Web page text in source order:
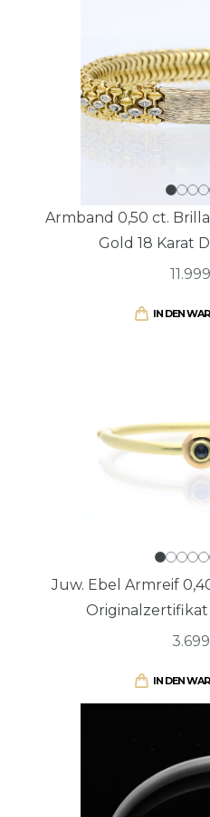
Armband 0,50 ct.
Gold 18 Karat
IN DEN
Juw. Ebel Armreif
IN DEN